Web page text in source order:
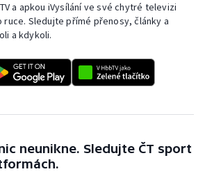
a apkou iVysílání ve své chytré televizi
ruce. Sledujte přímé přenosy, články a
a kdykoli.
neunikne. Sledujte ČT sport